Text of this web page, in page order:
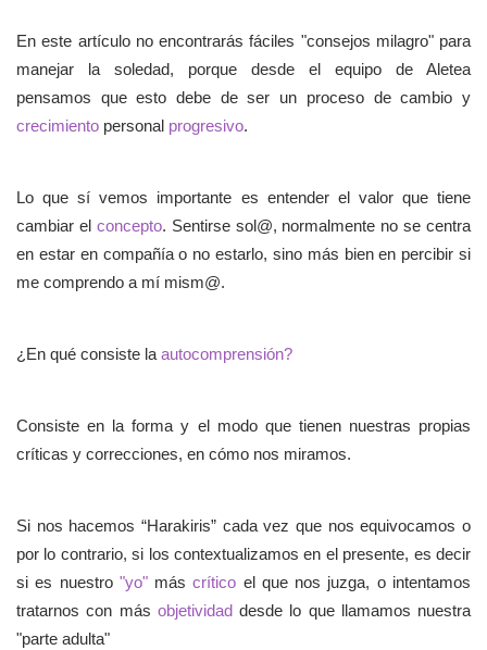
En este artículo no encontrarás fáciles "consejos milagro" para
manejar la soledad, porque desde el equipo de Aletea
pensamos que esto debe de ser un proceso de cambio y
crecimiento personal progresivo.
Lo que sí vemos importante es entender el valor que tiene
cambiar el concepto. Sentirse sol@, normalmente no se centra
en estar en compañía o no estarlo, sino más bien en percibir si
me comprendo a mí mism@.
¿En qué consiste la autocomprensión?
Consiste en la forma y el modo que tienen nuestras propias
críticas y correcciones, en cómo nos miramos.
Si nos hacemos “Harakiris” cada vez que nos equivocamos o
por lo contrario, si los contextualizamos en el presente, es decir
si es nuestro "yo"máscrítico el que nos juzga, o intentamos
tratarnos con más objetividaddesde lo que llamamos nuestra
"parte adulta"